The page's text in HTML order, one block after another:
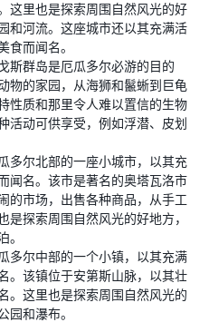
这里也是探索周围自然风光的好
和河流。这座城市还以其充满活
食而闻名。
斯群岛是厄瓜多尔必游的目的
物的家园，从海狮和鬣蜥到巨龟
性质和那里令人难以置信的生物
活动可供享受，例如浮潜、皮划
多尔北部的一座小城市，以其充
闻名。该市是著名的奥塔瓦洛市
的市场，出售各种商品，从手工
是探索周围自然风光的好地方，
。
多尔中部的一个小镇，以其充满
。该镇位于安第斯山脉，以其壮
。这里也是探索周围自然风光的
园和瀑布。